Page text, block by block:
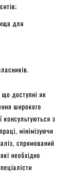
для
доступні як
широкого
консультуються з
мінімізуючи
спрямований
необхідно